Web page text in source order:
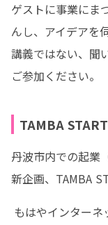
ゲストに事業にま
んし、アイデアを
講義ではない、聞
ご参加ください。
TAMBA
丹波市内での起業
新企画、TAMBA